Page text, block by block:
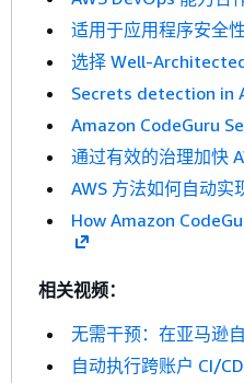
适用于应用程序安全
选择 Well-
Secrets detection in
Amazon CodeGuru
通过有效的治理加快
AWS 方法如何自动实
How Amazon
相关视频：
无需干预：在亚马逊
自动执行跨账户 CI/